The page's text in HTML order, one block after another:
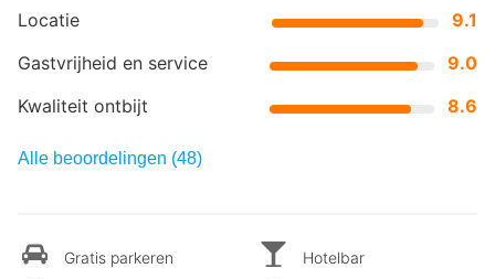
Locatie
9.1
Gastvrijheid en service
9.0
Kwaliteit ontbijt
8.6
Alle beoordelingen (48)
Gratis parkeren
Hotelbar